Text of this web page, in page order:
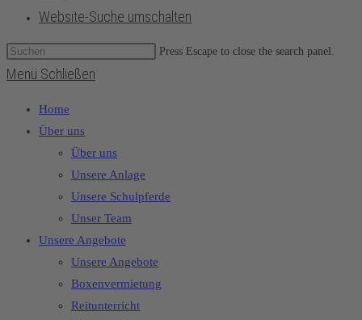
Website-Suche umschalten
Press Escape to close the search panel.
Menü Schließen
Home
Über uns
Über uns
Unsere Anlage
Unsere Schulpferde
Unser Team
Unsere Angebote
Unsere Angebote
Boxenvermietung
Reitunterricht